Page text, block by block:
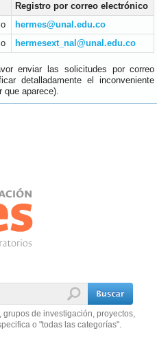
Registro por correo electrónico
hermes@unal.edu.co
hermesext_nal@unal.edu.co
enviar las solicitudes por correo
detalladamente el inconveniente
que aparece).
de investigación, proyectos,
o "todas las categorías".